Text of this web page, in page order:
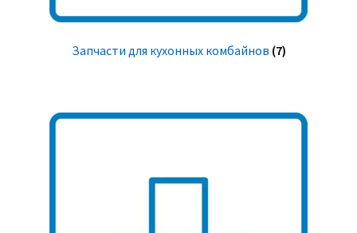
Запчасти для кухонных комбайнов (7)